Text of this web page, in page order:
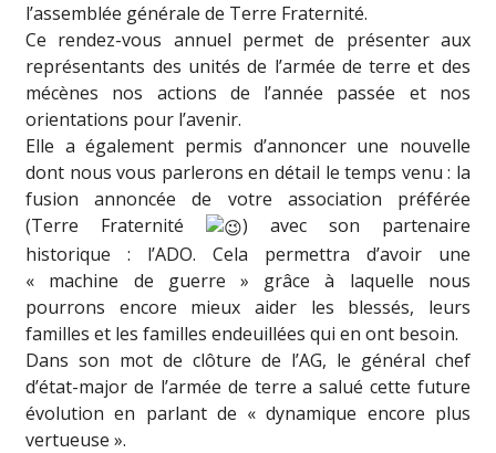
l’assemblée générale de Terre Fraternité.
Ce rendez-vous annuel permet de présenter aux
représentants des unités de l’armée de terre et des
mécènes nos actions de l’année passée et nos
orientations pour l’avenir.
Elle a également permis d’annoncer une nouvelle
dont nous vous parlerons en détail le temps venu : la
fusion annoncée de votre association préférée
(Terre Fraternité
) avec son partenaire
historique : l’ADO. Cela permettra d’avoir une
« machine de guerre » grâce à laquelle nous
pourrons encore mieux aider les blessés, leurs
familles et les familles endeuillées qui en ont besoin.
Dans son mot de clôture de l’AG, le général chef
d’état-major de l’armée de terre a salué cette future
évolution en parlant de « dynamique encore plus
vertueuse ».